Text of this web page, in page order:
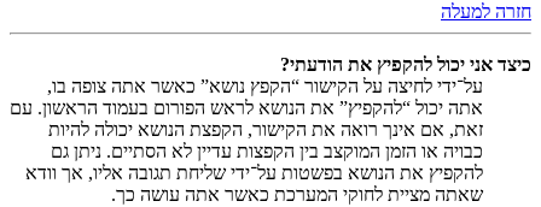
חזרה למעלה
כיצד אני יכול להקפיץ את הודעתי?
על־ידי לחיצה על הקישור “הקפץ נושא” כאשר אתה צופה בו,
אתה יכול “להקפיץ” את הנושא לראש הפורום בעמוד הראשון. עם
זאת, אם אינך רואה את הקישור, הקפצת הנושא יכולה להיות
כבויה או הזמן המוקצב בין הקפצות עדיין לא הסתיים. ניתן גם
להקפיץ את הנושא בפשטות על־ידי שליחת תגובה אליו, אך וודא
שאתה מציית לחוקי המערכת כאשר אתה עושה כך.